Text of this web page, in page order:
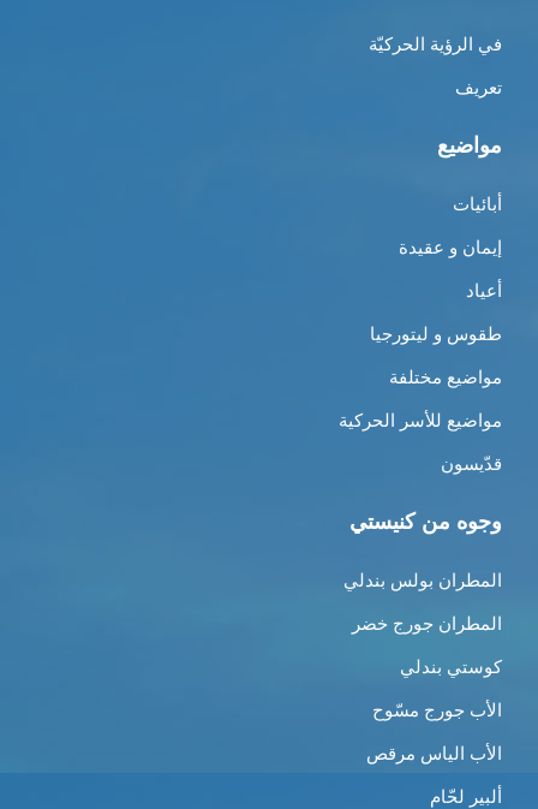
في الرؤية الحركيّة
تعريف
مواضيع
أبائيات
إيمان و عقيدة
أعياد
طقوس و ليتورجيا
مواضيع مختلفة
مواضيع للأسر الحركية
قدّيسون
وجوه من كنيستي
المطران بولس بندلي
المطران جورج خضر
كوستي بندلي
الأب جورج مسّوح
الأب الياس مرقص
ألبير لحّام